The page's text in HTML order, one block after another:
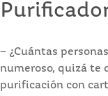
– ¿Cuántas
numeroso, quizá te
purificación con